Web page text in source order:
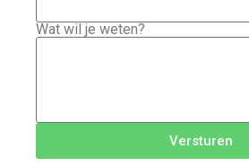
Wat wil je weten?
Versturen